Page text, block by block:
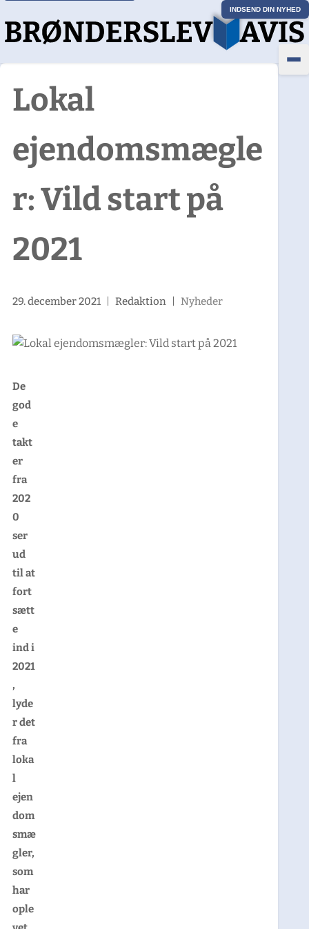
INDSEND DIN NYHED
Lokal
ejendomsmægle
r: Vild start på
2021
29. december 2021 |Redaktion |Nyheder
De
god
e
takt
er
fra
202
0
ser
ud
til at
fort
sætt
e
ind i
2021
,
lyde
r det
fra
loka
l
ejen
dom
smæ
gler,
som
har
ople